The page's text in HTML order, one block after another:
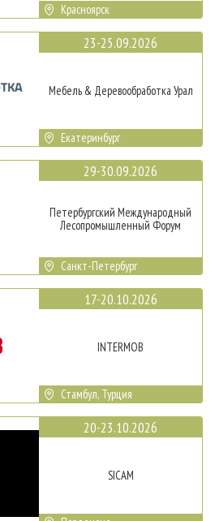
Красноярск
23-25.09.2026
Мебель & Деревообработка Урал
Екатеринбург
29-30.09.2026
Петербургский Международный
Лесопромышленный Форум
Санкт-Петербург
17-20.10.2026
INTERMOB
Стамбул, Турция
20-23.10.2026
SICAM